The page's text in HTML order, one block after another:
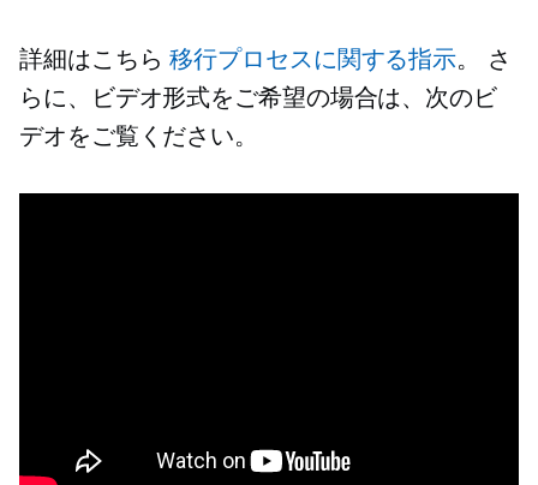
詳細はこちら移行プロセスに関する指示。 さ
らに、ビデオ形式をご希望の場合は、次のビ
デオをご覧ください。